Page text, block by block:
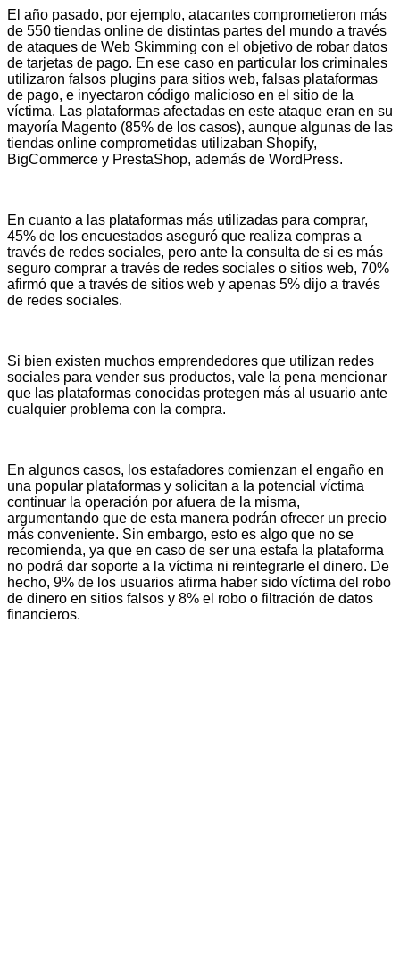
El año pasado, por ejemplo, atacantes comprometieron más
de 550 tiendas online de distintas partes del mundo a través
de ataques de Web Skimming con el objetivo de robar datos
de tarjetas de pago. En ese caso en particular los criminales
utilizaron falsos plugins para sitios web, falsas plataformas
de pago, e inyectaron código malicioso en el sitio de la
víctima. Las plataformas afectadas en este ataque eran en su
mayoría Magento (85% de los casos), aunque algunas de las
tiendas online comprometidas utilizaban Shopify,
BigCommerce y PrestaShop, además de WordPress.
En cuanto a las plataformas más utilizadas para comprar,
45% de los encuestados aseguró que realiza compras a
través de redes sociales, pero ante la consulta de si es más
seguro comprar a través de redes sociales o sitios web, 70%
afirmó que a través de sitios web y apenas 5% dijo a través
de redes sociales.
Si bien existen muchos emprendedores que utilizan redes
sociales para vender sus productos, vale la pena mencionar
que las plataformas conocidas protegen más al usuario ante
cualquier problema con la compra.
En algunos casos, los estafadores comienzan el engaño en
una popular plataformas y solicitan a la potencial víctima
continuar la operación por afuera de la misma,
argumentando que de esta manera podrán ofrecer un precio
más conveniente. Sin embargo, esto es algo que no se
recomienda, ya que en caso de ser una estafa la plataforma
no podrá dar soporte a la víctima ni reintegrarle el dinero. De
hecho, 9% de los usuarios afirma haber sido víctima del robo
de dinero en sitios falsos y 8% el robo o filtración de datos
financieros.